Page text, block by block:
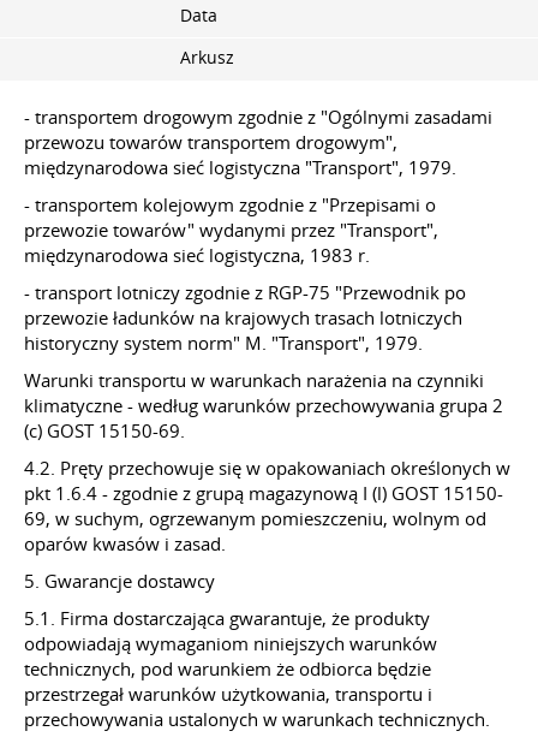
Data
Arkusz
- transportem drogowym zgodnie z "Ogólnymi zasadami
przewozu towarów transportem drogowym",
międzynarodowa sieć logistyczna "Transport", 1979.
- transportem kolejowym zgodnie z "Przepisami o
przewozie towarów" wydanymi przez "Transport",
międzynarodowa sieć logistyczna, 1983 r.
- transport lotniczy zgodnie z RGP-75 "Przewodnik po
przewozie ładunków na krajowych trasach lotniczych
historyczny system norm" M. "Transport", 1979.
Warunki transportu w warunkach narażenia na czynniki
klimatyczne - według warunków przechowywania grupa 2
(c) GOST 15150-69.
4.2. Pręty przechowuje się w opakowaniach określonych w
pkt 1.6.4 - zgodnie z grupą magazynową I (l) GOST 15150-
69, w suchym, ogrzewanym pomieszczeniu, wolnym od
oparów kwasów i zasad.
5. Gwarancje dostawcy
5.1. Firma dostarczająca gwarantuje, że produkty
odpowiadają wymaganiom niniejszych warunków
technicznych, pod warunkiem że odbiorca będzie
przestrzegał warunków użytkowania, transportu i
przechowywania ustalonych w warunkach technicznych.